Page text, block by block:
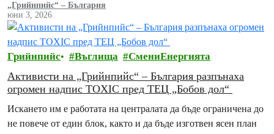
„Грийнпийс“ – България
юни 3, 2026
Грийнпийс Въглища СмениЕнергията
Активисти на „Грийнпийс“ – България разпънаха
огромен надпис TOXIC пред ТЕЦ „Бобов дол“
Искането им е работата на централата да бъде ограничена до
не повече от един блок, както и да бъде изготвен ясен план